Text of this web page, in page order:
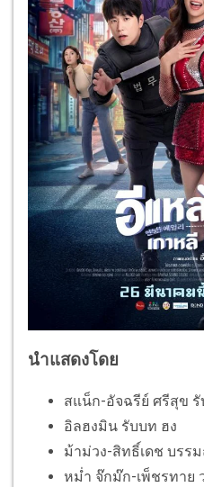
นำแสดงโดย
สแน็ก-อัจฉรีย์ ศรีสุข รั
อิลฮงมิน รับบท ฮง
ม้าม่วง-สิทธิ์เดช บรร
หม่ำ จ๊กม๊ก-เพ็ชรทาย